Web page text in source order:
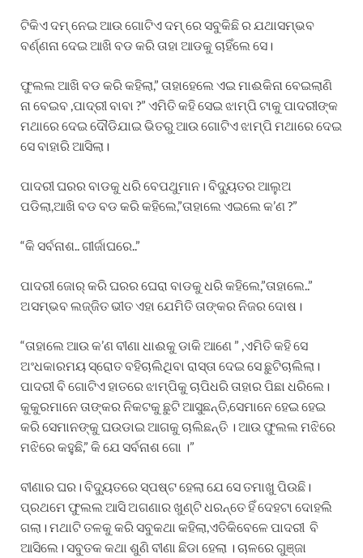
ଟିକିଏ ଦମ୍ ନେଇ ଆଉ ଗୋଟିଏ ଦମ୍ ରେ ସବୁକିଛି ର ଯଥାସମ୍ଭବ
ବର୍ଣ୍ଣନା ଦେଇ ଆଖି ବଡ କରି ତାହା ଆଡକୁ ଚାହିଁଲେ ସେ।
ଫୁଲଲ ଆଖି ବଡ କରି କହିଲା,” ତାହାହେଲେ ଏଇ ମାଈକିନା ବେଇଲାଣି
ନା ବେଇବ ,ପାଦ୍ରୀ ବାବା ?” ଏମିତି କହି ସେଇ ଝାମ୍ପି ଟାକୁ ପାଦରୀଙ୍କ
ମଥାରେ ଦେଇ ଦୌଡିଯାଇ ଭିତରୁ ଆଉ ଗୋଟିଏ ଝାମ୍ପି ମଥାରେ ଦେଇ
ସେ ବାହାରି ଆସିଲା।
ପାଦରୀ ଘରର ବାଡକୁ ଧରି ବେପଥୁମାନ। ବିଦ୍ୟୁତର ଆଲୁଅ
ପଡିଲା,ଆଖି ବଡ ବଡ କରି କହିଲେ,”ତାହାଲେ ଏଇଲେ କ’ଣ ?”
“କି ସର୍ବନାଶ.. ଗୀର୍ଜାଘରେ..”
ପାଦରୀ ଜୋର୍ କରି ଘରର ଘେରା ବାଡକୁ ଧରି କହିଲେ,”ତାହାଲେ..”
ଅସମ୍ଭବ ଲଜ୍ଜିତ ଭୀତ ଏହା ଯେମିତି ତାଙ୍କର ନିଜର ଦୋଷ।
“ତାହାଲେ ଆଉ କ’ଣ ବୀଣା ଧାଈକୁ ଡାକି ଆଣେ ” ,ଏମିତି କହି ସେ
ଅଂଧକାରମୟ ସ୍ରୋତ ବହିଚାଲିଥିବା ରାସ୍ତା ଦେଇ ସେ ଛୁଟିଚାଲିଲା।
ପାଦରୀ ବି ଗୋଟିଏ ହାତରେ ଝାମ୍ପିକୁ ଚାପିଧରି ତାହାର ପିଛା ଧରିଲେ।
କୁକୁରମାନେ ତାଙ୍କର ନିକଟକୁ ଛୁଟି ଆସୁଛନ୍ତି,ସେମାନେ ହେଇ ହେଇ
କରି ସେମାନଙ୍କୁ ଘଉଡାଇ ଆଗକୁ ଚାଲିଛନ୍ତି । ଆଉ ଫୁଲଲ ମଝିରେ
ମଝିରେ କହୁଛି,” କି ଯେ ସର୍ବନାଶ ଗୋ ।”
ବୀଣାର ଘର। ବିଦ୍ୟୁତରେ ସ୍ପଷ୍ଟ ହେଲା ଯେ ସେ ତମାଖୁ ପିଉଛି।
ପ୍ରଥମେ ଫୁଲଲ ଆସି ଅଗଣାର ଖୁଣ୍ଟି ଧରନ୍ତେ ହିଁ ଦେହଟା ଦୋହଲି
ଗଲା। ମଥାଟି ତଳକୁ କରି ସବୁକଥା କହିଲା,ଏତିକିବେଳେ ପାଦରୀ ବି
ଆସିଲେ। ସବୁତକ କଥା ଶୁଣି ବୀଣା ଛିଡା ହେଲା । ଚାଳରେ ଗୁଞ୍ଜା